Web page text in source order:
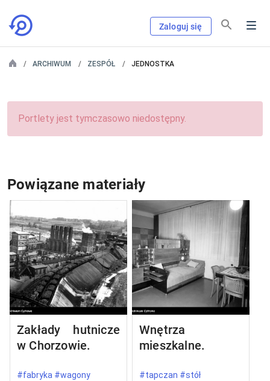
Zaloguj się
ARCHIWUM ZESPÓŁ JEDNOSTKA
Portlety jest tymczasowo niedostępny.
Powiązane materiały
Zakłady hutnicze
w Chorzowie.
#fabryka #wagony
Wnętrza
mieszkalne.
#tapczan #stół